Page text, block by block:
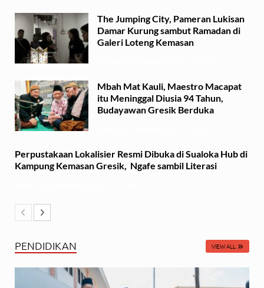
The Jumping City, Pameran Lukisan
Damar Kurung sambut Ramadan di
Galeri Loteng Kemasan
Mbah Mat Kauli, Maestro Macapat
itu Meninggal Diusia 94 Tahun,
Budayawan Gresik Berduka
Perpustakaan Lokalisier Resmi Dibuka di Sualoka Hub di
Kampung Kemasan Gresik, Ngafe sambil Literasi
PENDIDIKAN VIEW ALL